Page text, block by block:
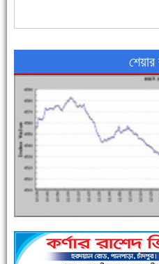
এক সপ্তাহে শনাক্ত বেড়েছে ৫৫%, মৃত্যু
শেয়ার